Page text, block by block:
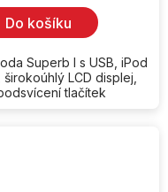
Do košíku
Superb I s USB, iPod
LCD displej,
tlačítek